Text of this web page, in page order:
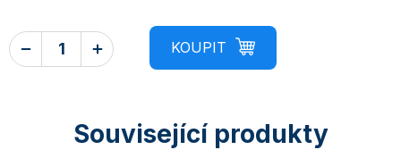
Související produkty